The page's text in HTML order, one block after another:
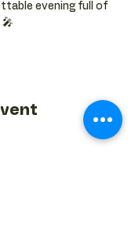
evening full of